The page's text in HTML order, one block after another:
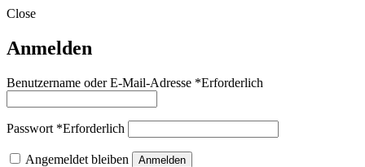
Close
Anmelden
Benutzername oder E-Mail-Adresse *Erforderlich
Passwort *Erforderlich
Angemeldet bleiben Anmelden